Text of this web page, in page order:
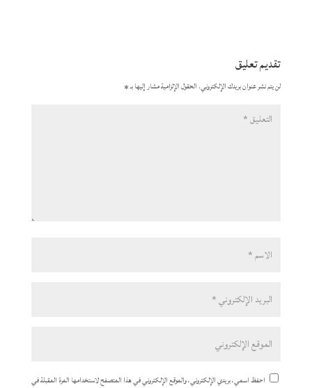
تقديم تعليق
لن يتم نشر عنوان بريدك الإلكتروني. الحقول الإلزامية مشار إليها بـ*
احفظ اسمي، بريدي الإلكتروني، والموقع الإلكتروني في هذا المتصفح لاستخدامها المرة المقبلة في